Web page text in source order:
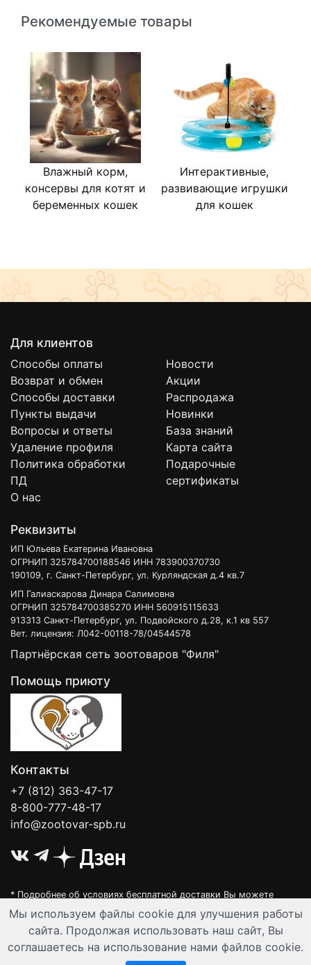
Рекомендуемые товары
Влажный корм,
консервы для котят и
беременных кошек
Интерактивные,
развивающие игрушки
для кошек
Для клиентов
Способы оплаты
Возврат и обмен
Способы доставки
Пункты выдачи
Вопросы и ответы
Удаление профиля
Политика обработки
ПД
О нас
Новости
Акции
Распродажа
Новинки
База знаний
Карта сайта
Подарочные
сертификаты
Реквизиты
ИП Юльева Екатерина Ивановна
ОГРНИП 325784700188546 ИНН 783900370730
190109, г. Санкт-Петербург, ул. Курляндская д.4 кв.7
ИП Галиаскарова Динара Салимовна
ОГРНИП 325784700385270 ИНН 560915115633
913313 Санкт-Петербург, ул. Подвойского д.28, к.1 кв 557
Вет. лицензия: Л042-00118-78/04544578
Партнёрская сеть зоотоваров "Филя"
Помощь приюту
Контакты
+7 (812) 363-47-17
8-800-777-48-17
info@zootovar-spb.ru
* Подробнее об условиях бесплатной доставки Вы можете
узнать на нашей
интерактивной карте
Интернет-зоомагазин "Филя". Контент на сайте предназначен для
лиц старше 16 лет. Все данные представленные на сайте
регулируются публичной офертой.
© Все права защищены 2008-2026 г.
Мы используем файлы cookie для улучшения работы
сайта. Продолжая использовать наш сайт, Вы
соглашаетесь на использование нами файлов cookie.